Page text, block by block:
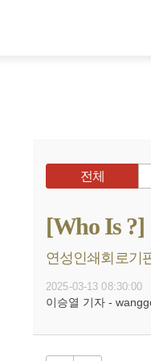
전체
[Who Is
연성인쇄회로기
2025-03-13 08:30:00
이승열 기자 -